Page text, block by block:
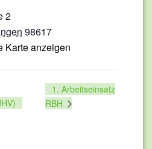
2
98617
Karte anzeigen
1. Arbeitseinsatz
RBH